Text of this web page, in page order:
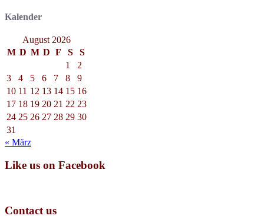
Kalender
August 2026
M D M D F S
S
1
2
3
4 5 6 7 8
9
10 11 12 13 14 15 16
17 18 19 20 21 22 23
24 25 26 27 28 29 30
31
« März
Like us on Facebook
Contact us